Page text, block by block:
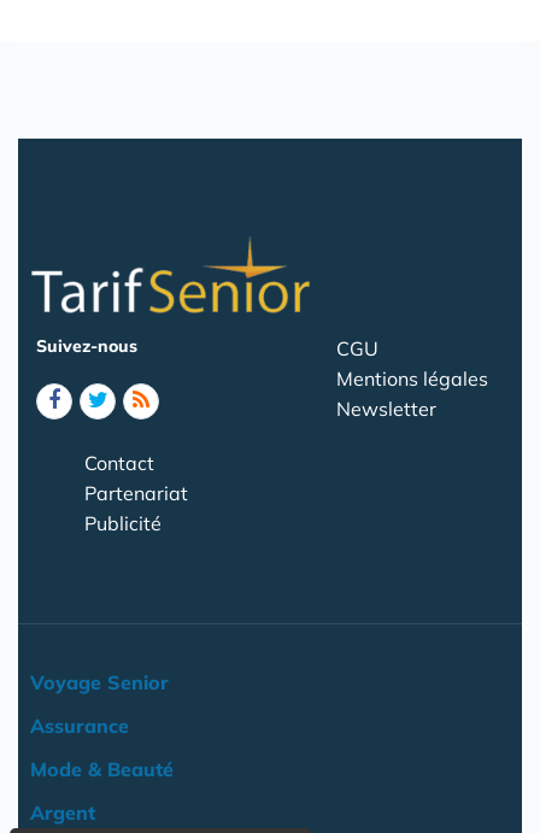
Suivez-nous
CGU
Mentions légales
Newsletter
Contact
Partenariat
Publicité
Voyage Senior
Assurance
Mode & Beauté
Argent